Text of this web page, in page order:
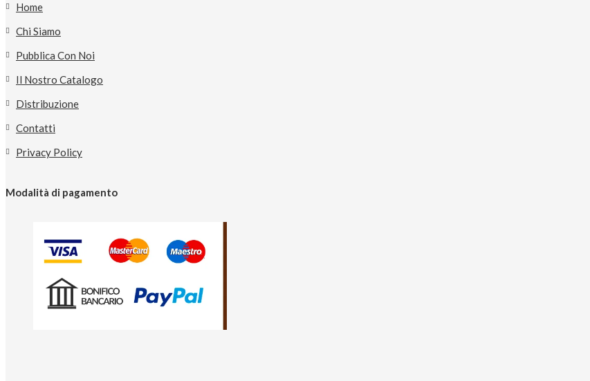
Home
Chi Siamo
Pubblica Con Noi
Il Nostro Catalogo
Distribuzione
Contatti
Privacy Policy
Modalità di pagamento